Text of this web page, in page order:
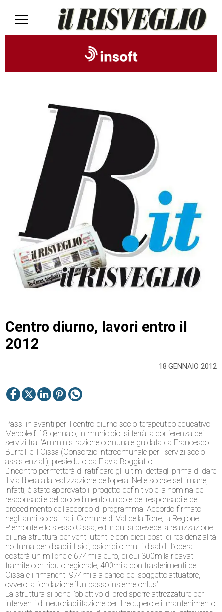
18 GENNAIO 2012
Centro diurno, lavori entro il
2012
Passi in avanti per il centro diurno socio-terapeutico educativo.
Mercoledì 18 gennaio, in municipio, si terrà la conferenza dei
servizi tra l’Amministrazione comunale guidata da Francesco
Burrelli e il Cissa (Consorzio intercomunale per i servizi socio
assistenziali), presieduto da Flavia Boggiatto.
L’incontro permetterà di ratificare gli ultimi dettagli prima di dare
il via libera alla realizzazione dell’opera. Nelle scorse settimane,
infatti, è stato approvato il progetto definitivo e la nomina del
responsabile del procedimento unico e del responsabile del
procedimento dell’accordo di programma. Accordo firmato
negli anni scorsi tra il Comune di Val della Torre, la Regione
Piemonte e lo stesso Cissa, ed in cui si prevede la realizzazione
di una struttura per venti utenti e con dieci posti di residenzialità
notturna per disabili fisici, psichici o multi disabili. L’opera
costerà un milione e 674mila euro, di cui 300mila ricavati
tramite contributo regionale, 400mila con trasferimenti del
Cissa e i rimanenti 974mila a carico del soggetto attuatore,
ovvero la fondazione “Un passo insieme onlus”.
La struttura si pone l’obiettivo di predisporre attrezzature per
interventi di neuroriabilitazione per il recupero e il mantenimento